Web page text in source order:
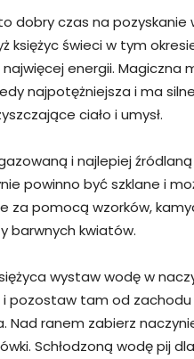
dobry czas na pozyskanie
księżyc świeci w tym
energii. Magiczna
najpotężniejsza i ma silne
ciało i umysł.
i najlepiej
powinno być szklane i
za pomocą wzorków,
barwnych kwiatów.
wystaw wodę w
pozostaw tam od zachodu
Nad ranem zabierz
Schłodzoną wodę pij dla